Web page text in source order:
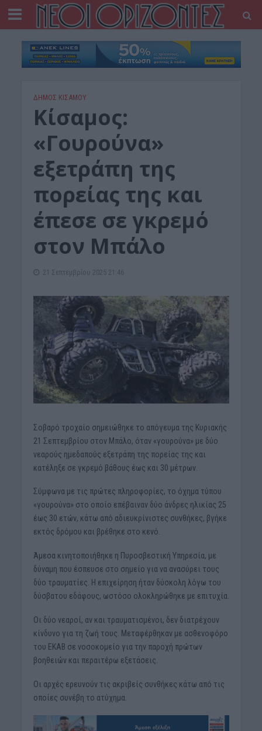
ΔΉΜΟΣ ΚΙΣΆΜΟΥ
Κίσαμος:
«Γουρούνα»
εξετράπη της
πορείας της και
έπεσε σε γκρεμό
στον Μπάλο
21 Σεπτεμβρίου 2025 21:46
Σοβαρό τροχαίο σημειώθηκε το απόγευμα της Κυριακής
21 Σεπτεμβρίου στον Μπάλο, όταν «γουρούνα» με δύο
νεαρούς ημεδαπούς εξετράπη της πορείας της και
κατέληξε σε γκρεμό βάθους έως και 30 μέτρων.
Σύμφωνα με τις πρώτες πληροφορίες, το όχημα τύπου
«γουρούνα» στο οποίο επέβαιναν δύο άνδρες ηλικίας 25
έως 30 ετών, κάτω από αδιευκρίνιστες συνθήκες, βγήκε
εκτός δρόμου και βρέθηκε στο κενό.
Άμεσα κινητοποιήθηκε η Πυροσβεστική Υπηρεσία, με
δύναμη που έσπευσε στο σημείο για να ανασύρει τους
δύο τραυματίες. Η επιχείρηση ήταν δύσκολη λόγω του
δύσβατου εδάφους, ωστόσο ολοκληρώθηκε με επιτυχία.
Οι δύο νεαροί, αν και τραυματισμένοι, δεν διατρέχουν
κίνδυνο για τη ζωή τους. Μεταφέρθηκαν με ασθενοφόρο
του ΕΚΑΒ σε νοσοκομείο για την παροχή πρώτων
βοηθειών και περαιτέρω εξετάσεις.
Οι αρχές ερευνούν τις ακριβείς συνθήκες κάτω από τις
οποίες συνέβη το ατύχημα.